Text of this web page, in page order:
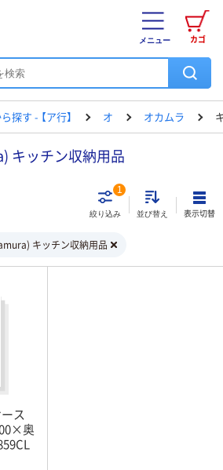
カゴ
メニュー
探す - 【ア行】 オ オカムラ
キッチン収納用品
絞り込み
1
並び替え 表示切替
キッチン収納用品
ス
奥